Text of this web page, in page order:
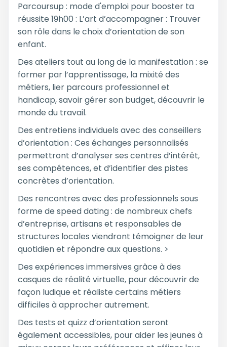
Parcoursup : mode d'emploi pour booster ta
réussite 19h00 : L’art d’accompagner : Trouver
son rôle dans le choix d’orientation de son
enfant.
Des ateliers tout au long de la manifestation : se
former par l’apprentissage, la mixité des
métiers, lier parcours professionnel et
handicap, savoir gérer son budget, découvrir le
monde du travail.
Des entretiens individuels avec des conseillers
d’orientation : Ces échanges personnalisés
permettront d’analyser ses centres d’intérêt,
ses compétences, et d’identifier des pistes
concrètes d’orientation.
Des rencontres avec des professionnels sous
forme de speed dating : de nombreux chefs
d’entreprise, artisans et responsables de
structures locales viendront témoigner de leur
quotidien et répondre aux questions. >
Des expériences immersives grâce à des
casques de réalité virtuelle, pour découvrir de
façon ludique et réaliste certains métiers
difficiles à approcher autrement.
Des tests et quizz d’orientation seront
également accessibles, pour aider les jeunes à